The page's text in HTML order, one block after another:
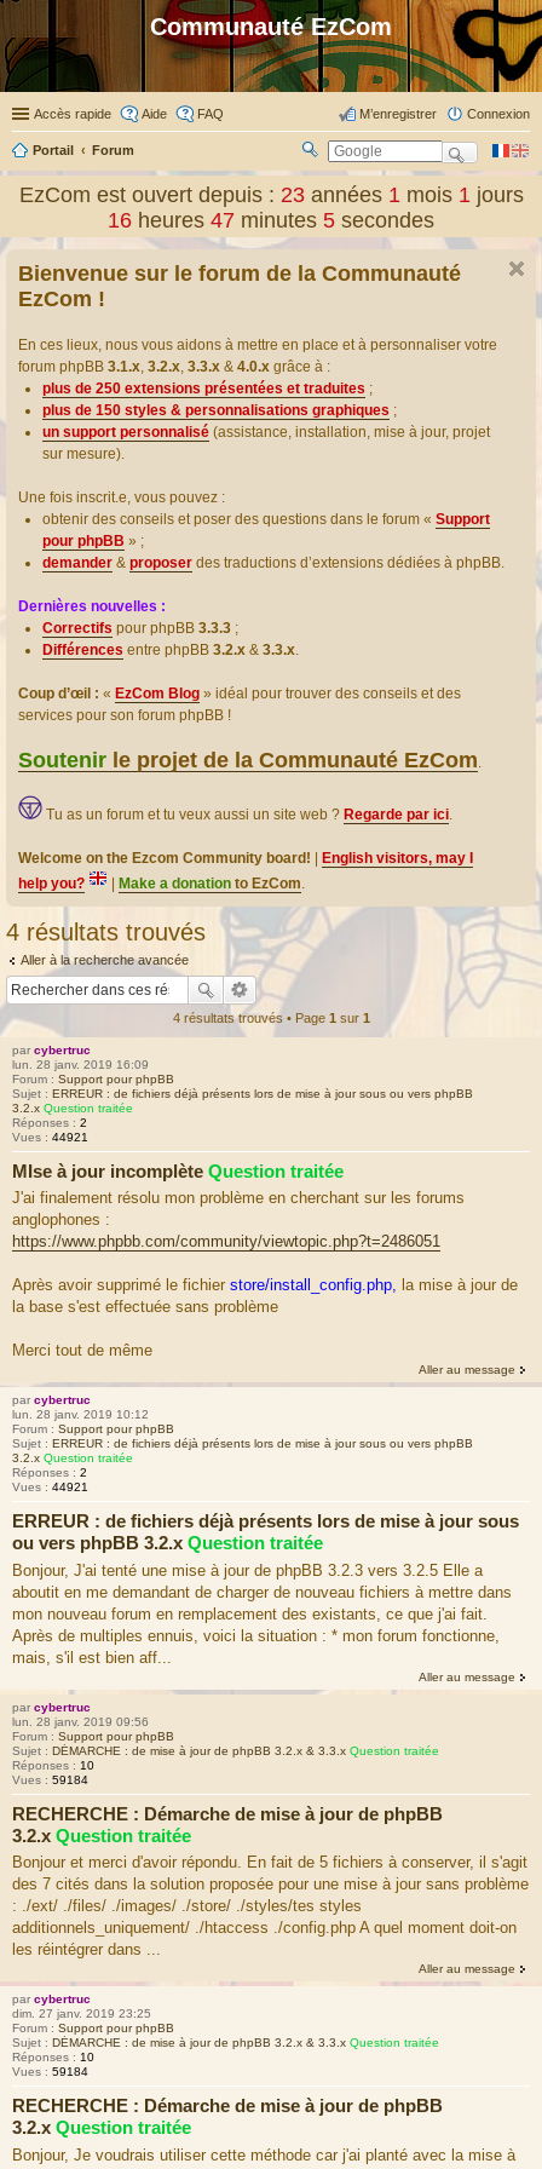
Communauté EzCom
Accès rapide Aide FAQ Connexion
M’enregistrer
Portail Forum
ec
er
EzCom est ouvert depuis : 23 années1 mois1 jours
16 heures 47 minutes 6 secondes
Bienvenue sur le forum de la Communauté
EzCom !
En ces lieux, nous vous aidons à mettre en place et à personnaliser votre
forum phpBB 3.1.x, 3.2.x, 3.3.x & 4.0.x grâce à :
plus de 250 extensions présentées et traduites ;
plus de 150 styles & personnalisations graphiques ;
un support personnalisé (assistance, installation, mise à jour, projet
sur mesure).
Une fois inscrit.e, vous pouvez :
obtenir des conseils et poser des questions dans le forum « Support
pour phpBB » ;
demander & proposer des traductions d’extensions dédiées à phpBB.
Dernières nouvelles :
Correctifs pour phpBB 3.3.3 ;
Différences entre phpBB 3.2.x & 3.3.x.
Coup d’œil : « EzCom Blog » idéal pour trouver des conseils et des
services pour son forum phpBB !
Soutenir le projet de la Communauté EzCom.
Tu as un forum et tu veux aussi un site web ? Regarde par ici.
Welcome on the Ezcom Community board!
English visitors, may I
help you?
Make a donation to EzCom.
4 résultats trouvés
Aller à la recherche avancée
4 résultats trouvés • Page 1 sur 1
par cybertruc
lun. 28 janv. 2019 16:09
Forum : Support pour phpBB
Sujet : ERREUR : de fichiers déjà présents lors de mise à jour sous ou vers phpBB
3.2.x Question traitée
Réponses : 2
Vues : 44921
MIse à jour incomplète Question traitée
J'ai finalement résolu mon problème en cherchant sur les forums
anglophones :
https://www.phpbb.com/community/viewtopic.php?t=2486051
Après avoir supprimé le fichier store/install_config.php, la mise à jour de
la base s'est effectuée sans problème
Merci tout de même
Aller au message
par cybertruc
lun. 28 janv. 2019 10:12
Forum : Support pour phpBB
Sujet : ERREUR : de fichiers déjà présents lors de mise à jour sous ou vers phpBB
3.2.x Question traitée
Réponses : 2
Vues : 44921
ERREUR : de fichiers déjà présents lors de mise à jour sous
ou vers phpBB 3.2.x Question traitée
Bonjour, J'ai tenté une mise à jour de phpBB 3.2.3 vers 3.2.5 Elle a
aboutit en me demandant de charger de nouveau fichiers à mettre dans
mon nouveau forum en remplacement des existants, ce que j'ai fait.
Après de multiples ennuis, voici la situation : * mon forum fonctionne,
mais, s'il est bien aff...
Aller au message
par cybertruc
lun. 28 janv. 2019 09:56
Forum : Support pour phpBB
Sujet : DÉMARCHE : de mise à jour de phpBB 3.2.x & 3.3.x Question traitée
Réponses : 10
Vues : 59184
RECHERCHE : Démarche de mise à jour de phpBB
3.2.x Question traitée
Bonjour et merci d'avoir répondu. En fait de 5 fichiers à conserver, il s'agit
des 7 cités dans la solution proposée pour une mise à jour sans problème
: ./ext/ ./files/ ./images/ ./store/ ./styles/tes styles
additionnels_uniquement/ ./htaccess ./config.php A quel moment doit-on
les réintégrer dans ...
Aller au message
par cybertruc
dim. 27 janv. 2019 23:25
Forum : Support pour phpBB
Sujet : DÉMARCHE : de mise à jour de phpBB 3.2.x & 3.3.x Question traitée
Réponses : 10
Vues : 59184
RECHERCHE : Démarche de mise à jour de phpBB
3.2.x Question traitée
Bonjour, Je voudrais utiliser cette méthode car j'ai planté avec la mise à